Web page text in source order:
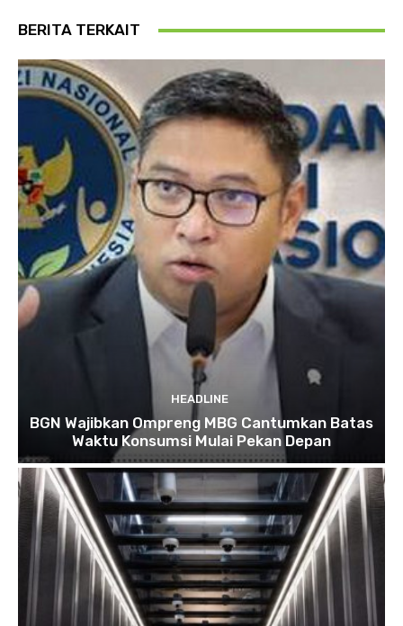
BERITA TERKAIT
HEADLINE
BGN Wajibkan Ompreng MBG Cantumkan Batas
Waktu Konsumsi Mulai Pekan Depan